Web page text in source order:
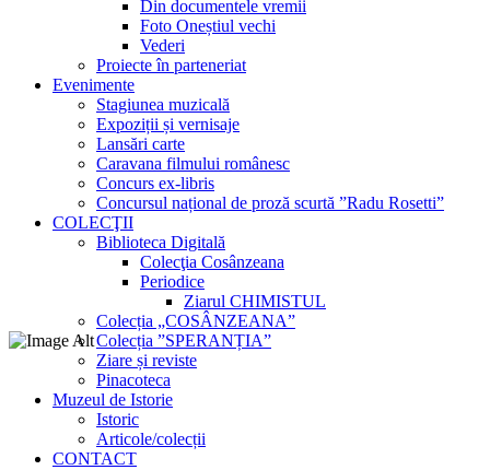
Din documentele vremii
Foto Oneștiul vechi
Vederi
Proiecte în parteneriat
Evenimente
Stagiunea muzicală
Expoziții și vernisaje
Lansări carte
Caravana filmului românesc
Concurs ex-libris
Concursul național de proză scurtă ”Radu Rosetti”
COLECŢII
Biblioteca Digitală
Colecţia Cosânzeana
Periodice
Ziarul CHIMISTUL
Colecția „COSÂNZEANA”
Colecția ”SPERANȚIA”
Ziare și reviste
Pinacoteca
Muzeul de Istorie
Istoric
Articole/colecții
CONTACT